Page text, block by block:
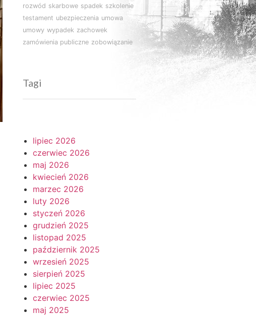
rozwód skarbowe spadek szkolenie
testament ubezpieczenia umowa
umowy wypadek zachowek
zamówienia publiczne zobowiązanie
Tagi
lipiec 2026
czerwiec 2026
maj 2026
kwiecień 2026
marzec 2026
luty 2026
styczeń 2026
grudzień 2025
listopad 2025
październik 2025
wrzesień 2025
sierpień 2025
lipiec 2025
czerwiec 2025
maj 2025